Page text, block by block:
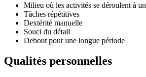
Milieu où les activités se déroulent à
Tâches répétitives
Dextérité manuelle
Souci du détail
Debout pour une longue période
Qualités personnelles